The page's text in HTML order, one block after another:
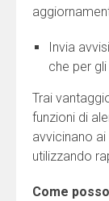
Invia
che per
Trai
funzioni di
avvicinano
utilizzando
Come